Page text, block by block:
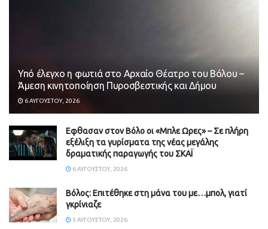
Υπό έλεγχο η φωτιά στο Αρχαίο Θέατρο του Βόλου –
Άμεση κινητοποίηση Πυροσβεστικής και Δήμου
6 ΑΥΓΟΎΣΤΟΥ, 2026
Εφθασαν στον Βόλο οι «Μπλε Ωρες» – Σε πλήρη
εξέλιξη τα γυρίσματα της νέας μεγάλης
δραματικής παραγωγής του ΣΚΑΪ
6 ΑΥΓΟΎΣΤΟΥ, 2026
Βόλος: Επιτέθηκε στη μάνα του με…μπολ, γιατί
γκρίνιαζε
5 ΑΥΓΟΎΣΤΟΥ, 2026